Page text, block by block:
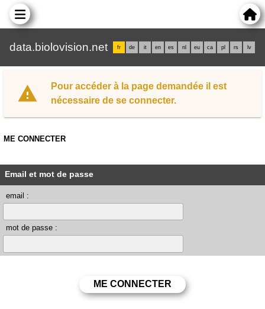
data.biolovision.net fr de it en es nl eu ca pl rs lv
Pour accéder à la page demandée il est
nécessaire de se connecter.
ME CONNECTER
Email et mot de passe
email :
mot de passe :